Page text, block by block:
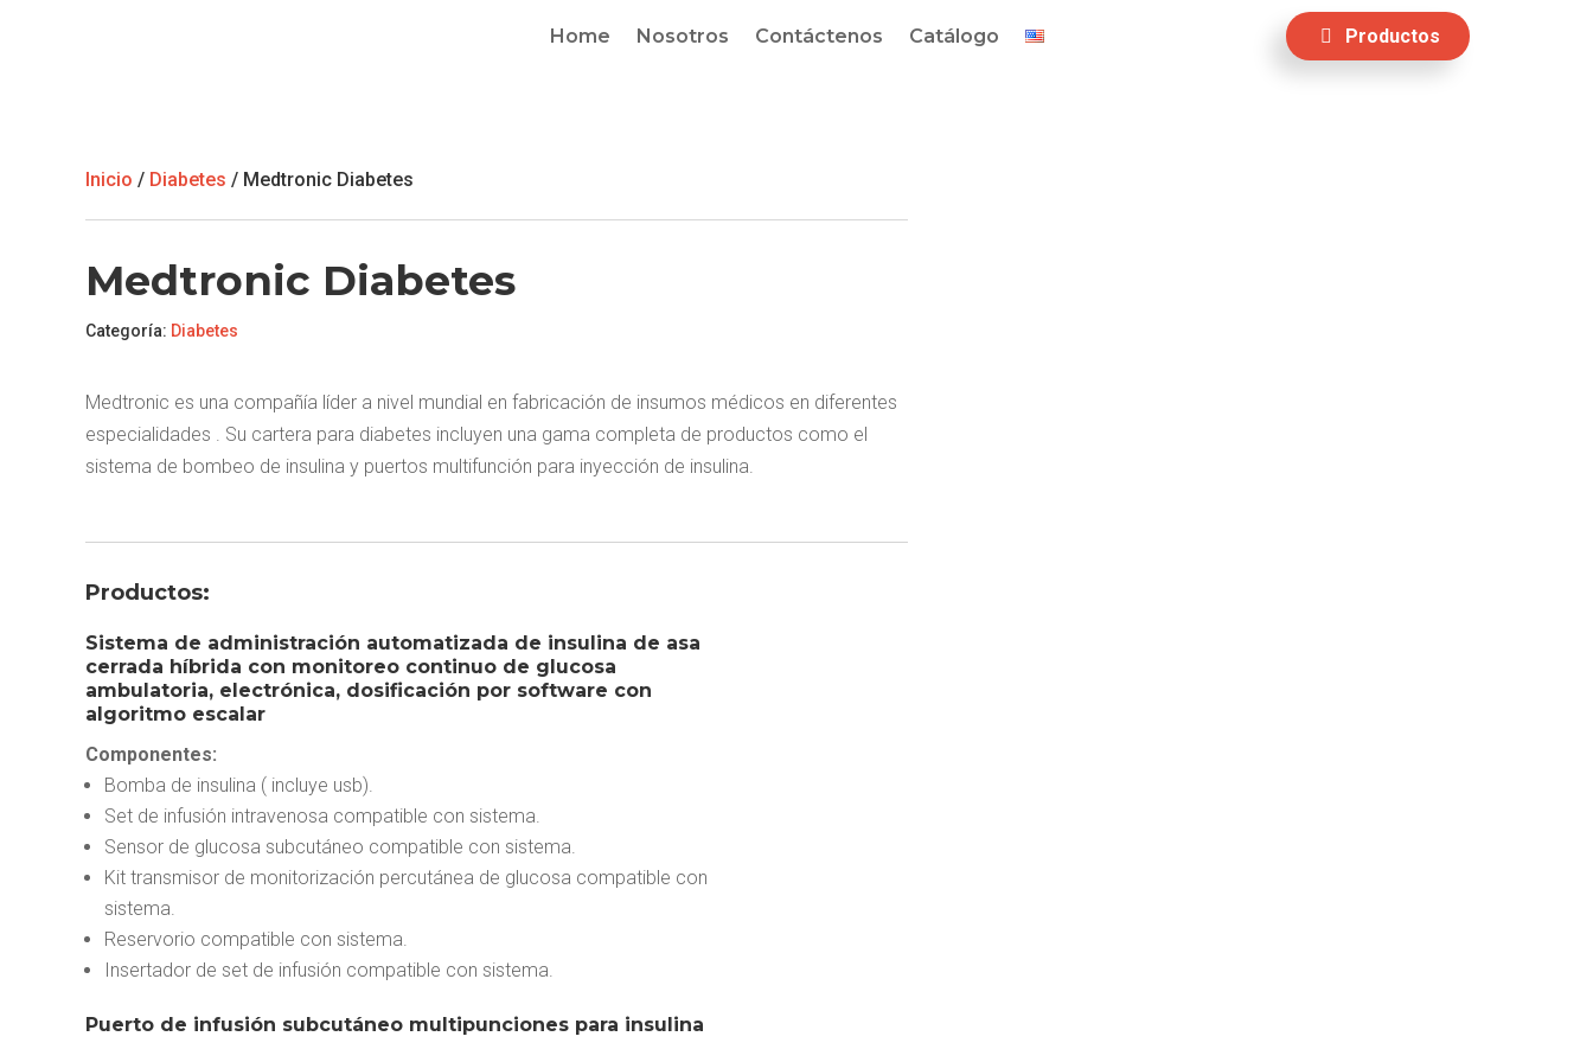
Home Nosotros Contáctenos Catálogo Productos
Inicio / Diabetes / Medtronic Diabetes
Medtronic Diabetes
Categoría: Diabetes
Medtronic es una compañía líder a nivel mundial en fabricación de insumos médicos en diferentes
especialidades . Su cartera para diabetes incluyen una gama completa de productos como el
sistema de bombeo de insulina y puertos multifunción para inyección de insulina.
Productos:
Sistema de administración automatizada de insulina de asa
cerrada híbrida con monitoreo continuo de glucosa
ambulatoria, electrónica, dosificación por software con
algoritmo escalar
Componentes:
Bomba de insulina ( incluye usb).
Set de infusión intravenosa compatible con sistema.
Sensor de glucosa subcutáneo compatible con sistema.
Kit transmisor de monitorización percutánea de glucosa compatible con
sistema.
Reservorio compatible con sistema.
Insertador de set de infusión compatible con sistema.
Puerto de infusión subcutáneo multipunciones para insulina